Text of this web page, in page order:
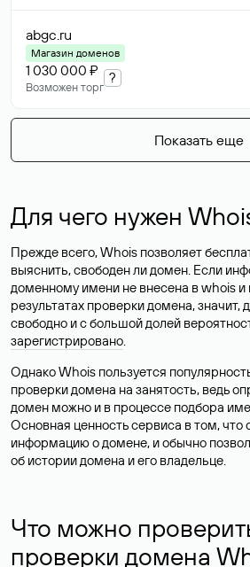
abgc.ru
Магазин доменов
1 030 000 ₽
Возможен торг
?
Показать еще
Для чего нужен
Прежде всего, Whois позволяет
выяснить, свободен ли домен. Если
доменному имени не внесена в whois и
результатах проверки домена, значит,
свободно и с большой долей
зарегистрировано.
Однако Whois пользуется
проверки домена на занятость, ведь
домен можно и в процессе подбора
Основная ценность сервиса в том, что
информацию о домене, и обычно
об истории домена и его владельце.
Что можно
проверки домена